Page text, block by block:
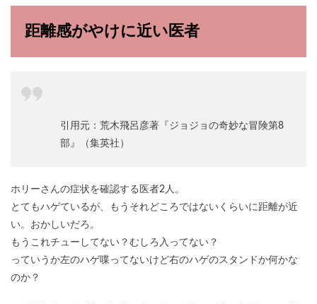
距離感がやけに近い医者
引用元：荒木飛呂彦著『ジョジョの奇妙な冒険第8
部』（集英社）
ホリーさんの症状を確認する医者2人。
とてもハゲているが、もうそれどころではないくらいに距離が近
い。おかしいだろ。
もうこれチューしてない？むしろ入ってない？
っていうか左のハゲ喋ってないけど右のハゲのスタンドか何かな
のか？